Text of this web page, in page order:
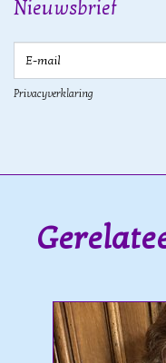
Nieuwsbrief
Privacyverklaring